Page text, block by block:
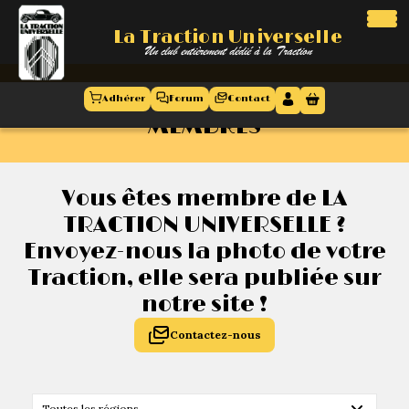
La Traction Universelle
Un club entièrement dédié à la Traction
La Traction Universelle
Accueil
Le club
Présentation
Nos 50 ans
Agenda
régionales
Adhérer Forum Contact
LA TRACTION - LA TRACTION DES
MEMBRES
Vous êtes membre de LA
TRACTION UNIVERSELLE ?
Envoyez-nous la photo de votre
Traction, elle sera publiée sur
notre site !
Contactez-nous